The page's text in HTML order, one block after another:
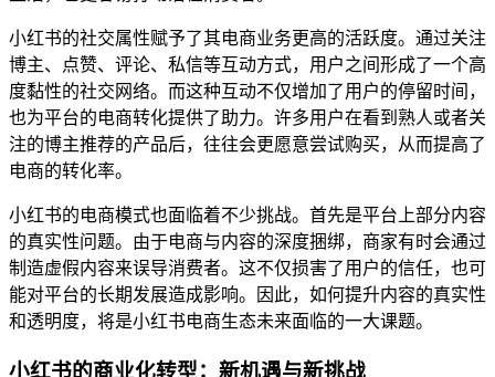
小红书的社交属性赋予了其电商业务更高的活跃度。通过关注
博主、点赞、评论、私信等互动方式，用户之间形成了一个高
度黏性的社交网络。而这种互动不仅增加了用户的停留时间，
也为平台的电商转化提供了助力。许多用户在看到熟人或者关
注的博主推荐的产品后，往往会更愿意尝试购买，从而提高了
电商的转化率。
小红书的电商模式也面临着不少挑战。首先是平台上部分内容
的真实性问题。由于电商与内容的深度捆绑，商家有时会通过
制造虚假内容来误导消费者。这不仅损害了用户的信任，也可
能对平台的长期发展造成影响。因此，如何提升内容的真实性
和透明度，将是小红书电商生态未来面临的一大课题。
小红书的商业化转型：新机遇与新挑战